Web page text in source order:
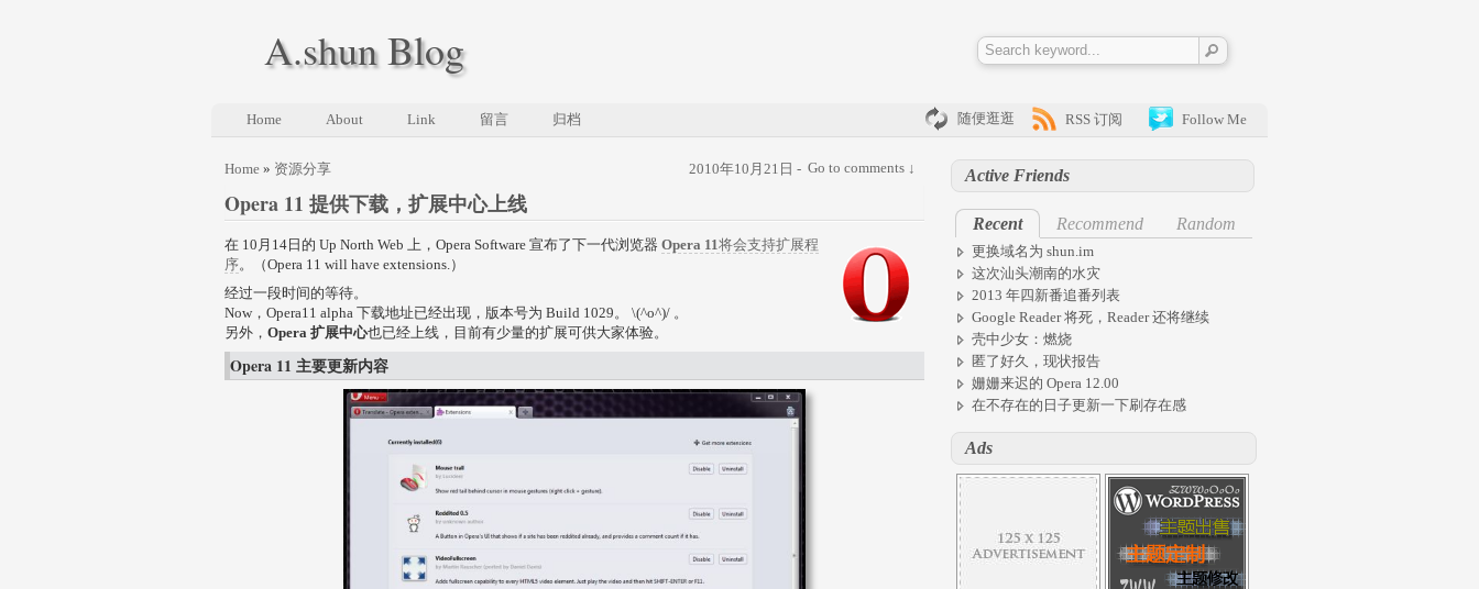
A.shun Blog
Home About Link 留言 归档 随便逛逛 RSS 订阅 Follow Me
Go to comments ↓
2010年10月21日 -
Home » 资源分享
Opera 11 提供下载，扩展中心上线
在 10月14日的 Up North Web 上，Opera Software 宣布了下一代浏览器 Opera 11将会支持扩展程
序。（Opera 11 will have extensions.）
经过一段时间的等待。
Now，Opera11 alpha 下载地址已经出现，版本号为 Build 1029。 \(^o^)/ 。
另外， Opera 扩展中心也已经上线，目前有少量的扩展可供大家体验。
Opera 11 主要更新内容
Active Friends
Recent Recommend Random
更换域名为 shun.im
这次汕头潮南的水灾
2013 年四新番追番列表
Google Reader 将死，Reader 还将继续
壳中少女：燃烧
匿了好久，现状报告
姗姗来迟的 Opera 12.00
在不存在的日子更新一下刷存在感
Ads